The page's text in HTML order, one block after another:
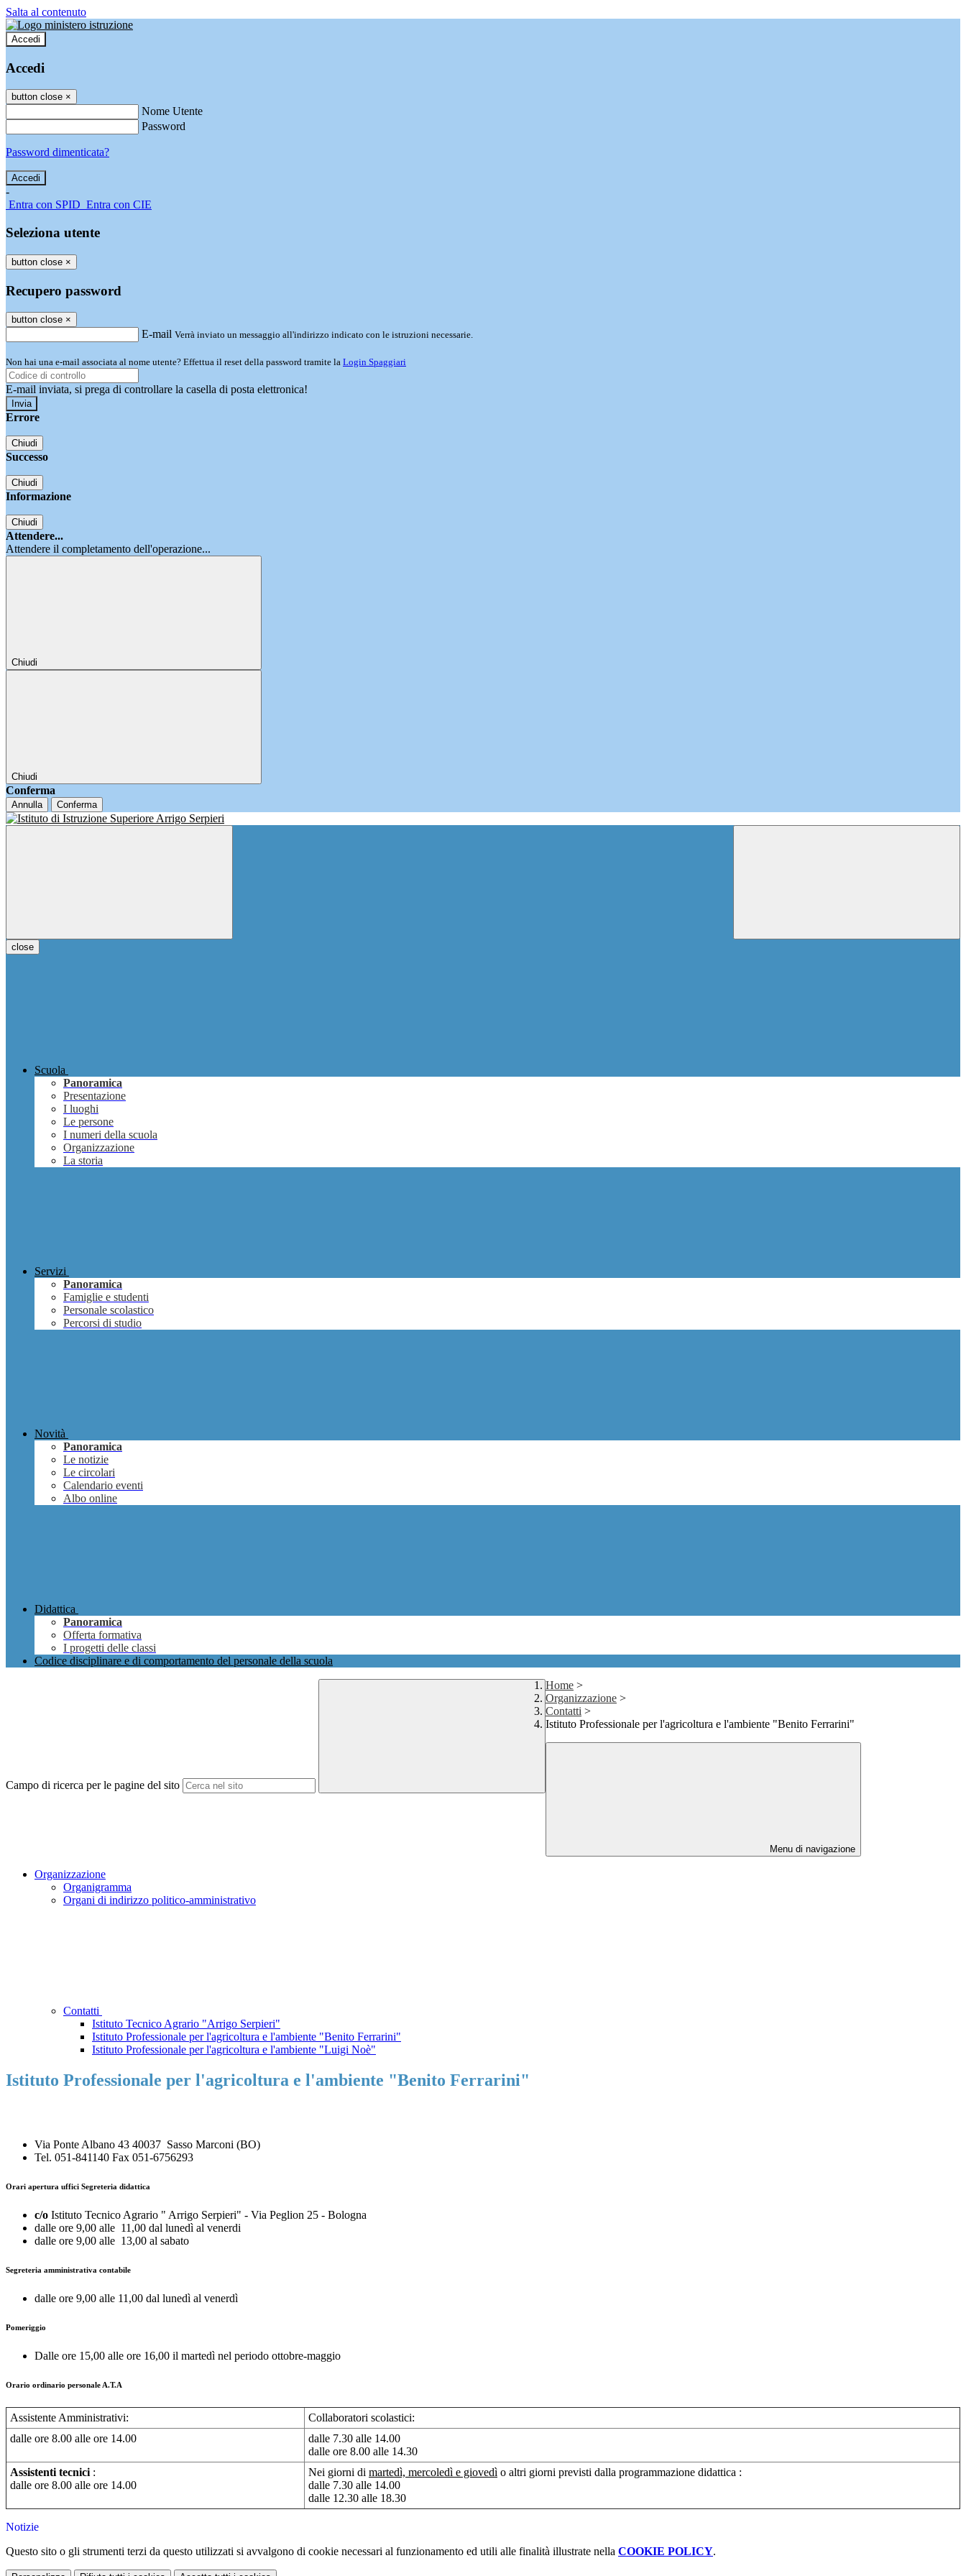
Salta al contenuto
Accedi
Accedi
button close ×
Nome Utente
Password
Password dimenticata?
-
Entra con SPID Entra con CIE
Seleziona utente
button close ×
Recupero password
button close ×
E-mail Verrà inviato un messaggio all'indirizzo indicato con le istruzioni necessarie.
Non hai una e-mail associata al nome utente? Effettua il reset della password tramite la Login Spaggiari
E-mail inviata, si prega di controllare la casella di posta elettronica!
Errore
Chiudi
Successo
Chiudi
Informazione
Chiudi
Attendere...
Attendere il completamento dell'operazione...
Chiudi
Chiudi
Conferma
Annulla Conferma
close
Scuola
Panoramica
Presentazione
I luoghi
Le persone
I numeri della scuola
Organizzazione
La storia
Servizi
Panoramica
Famiglie e studenti
Personale scolastico
Percorsi di studio
Novità
Panoramica
Le notizie
Le circolari
Calendario eventi
Albo online
Didattica
Panoramica
Offerta formativa
I progetti delle classi
Codice disciplinare e di comportamento del personale della scuola
Campo di ricerca per le pagine del sito
Home >
Organizzazione >
Contatti >
Istituto Professionale per l'agricoltura e l'ambiente "Benito Ferrarini"
Menu di navigazione
Organizzazione
Organigramma
Organi di indirizzo politico-amministrativo
Contatti
Istituto Tecnico Agrario "Arrigo Serpieri"
Istituto Professionale per l'agricoltura e l'ambiente "Benito Ferrarini"
Istituto Professionale per l'agricoltura e l'ambiente "Luigi Noè"
Istituto Professionale per l'agricoltura e l'ambiente "Benito Ferrarini"
Via Ponte Albano 43 40037 Sasso Marconi (BO)
Tel. 051-841140 Fax 051-6756293
Orari apertura uffici Segreteria didattica
c/o Istituto Tecnico Agrario " Arrigo Serpieri" - Via Peglion 25 - Bologna
dalle ore 9,00 alle 11,00 dal lunedì al venerdi
dalle ore 9,00 alle 13,00 al sabato
Segreteria amministrativa contabile
dalle ore 9,00 alle 11,00 dal lunedì al venerdì
Pomeriggio
Dalle ore 15,00 alle ore 16,00 il martedì nel periodo ottobre-maggio
Orario ordinario personale A.T.A
Assistente Amministrativi:
Collaboratori scolastici:
dalle ore 8.00 alle ore 14.00
dalle 7.30 alle 14.00
dalle ore 8.00 alle 14.30
Assistenti tecnici :
dalle ore 8.00 alle ore 14.00
Nei giorni di martedì, mercoledì e giovedì o altri giorni previsti dalla programmazione didattica :
dalle 7.30 alle 14.00
dalle 12.30 alle 18.30
Notizie
Questo sito o gli strumenti terzi da questo utilizzati si avvalgono di cookie necessari al funzionamento ed utili alle finalità illustrate nella COOKIE POLICY.